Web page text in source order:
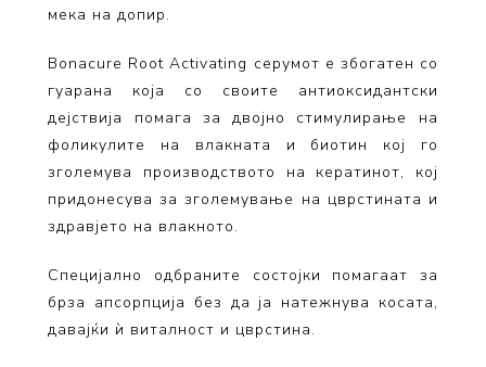
мека на допир.
Bonacure Root Activating серумот е збогатен со
гуарана која со своите антиоксидантски
дејствија помага за двојно стимулирање на
фоликулите на влакната и биотин кој го
зголемува производството на кератинот, кој
придонесува за зголемување на цврстината и
здравјето на влакното.
Специјално одбраните состојки помагаат за
брза апсорпција без да ја натежнува косата,
давајќи ѝ виталност и цврстина.